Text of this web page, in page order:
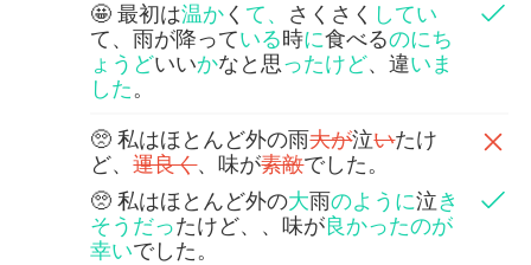
🤩 最初は温かく て、 さくさく してい
て、雨が降っている時に食べるのにち
ょうどいいかなと思ったけど、違いま
した。
🥺 私はほとんど外の雨大が泣いたけ
ど、運良く、味が素敵でした。
🥺 私はほとんど外の大雨のように泣き
そうだったけど、、味が良かったのが
幸いでした。